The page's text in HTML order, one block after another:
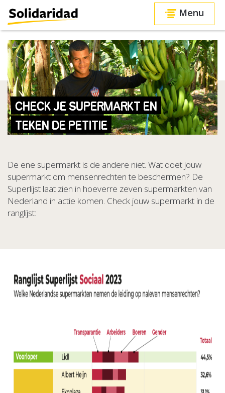
Menu
CHECK JE SUPERMARKT EN
TEKEN DE PETITIE
De ene supermarkt is de andere niet. Wat doet jouw
supermarkt om mensenrechten te beschermen? De
Superlijst laat zien in hoeverre zeven supermarkten van
Nederland in actie komen. Check jouw supermarkt in de
ranglijst: